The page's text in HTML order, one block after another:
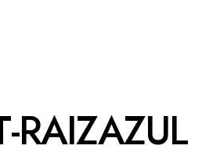
RAIZAZUL